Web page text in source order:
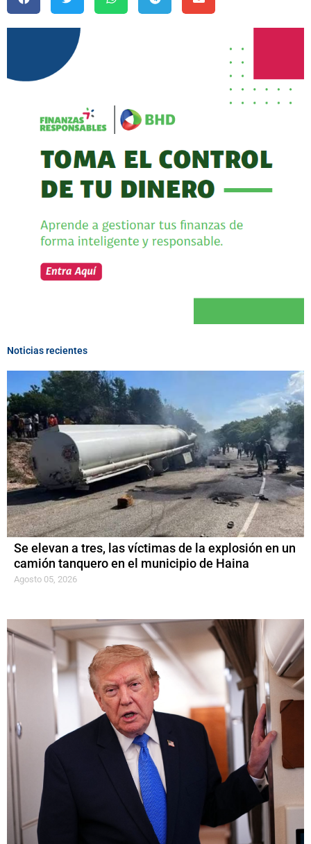
Noticias recientes
Se elevan a tres, las víctimas de la explosión en un
camión tanquero en el municipio de Haina
Agosto 05, 2026